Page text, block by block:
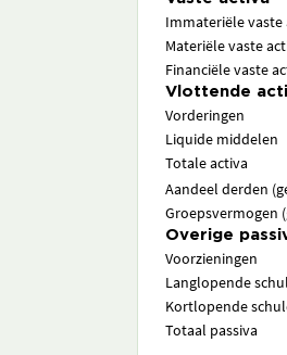
Immateriële vaste
Materiële vaste
Financiële vaste
Vlottende
Vorderingen
Liquide middelen
Totale activa
Aandeel derden
Groepsvermogen
Overige
Voorzieningen
Langlopende
Kortlopende
Totaal passiva